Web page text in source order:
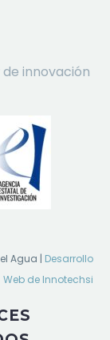
innovación
Agua | Desarrollo
Web de Innotechsi